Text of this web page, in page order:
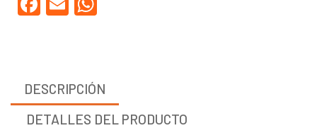
DESCRIPCIÓN
DETALLES DEL PRODUCTO